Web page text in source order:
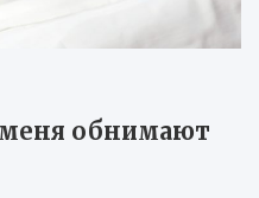
обнимают